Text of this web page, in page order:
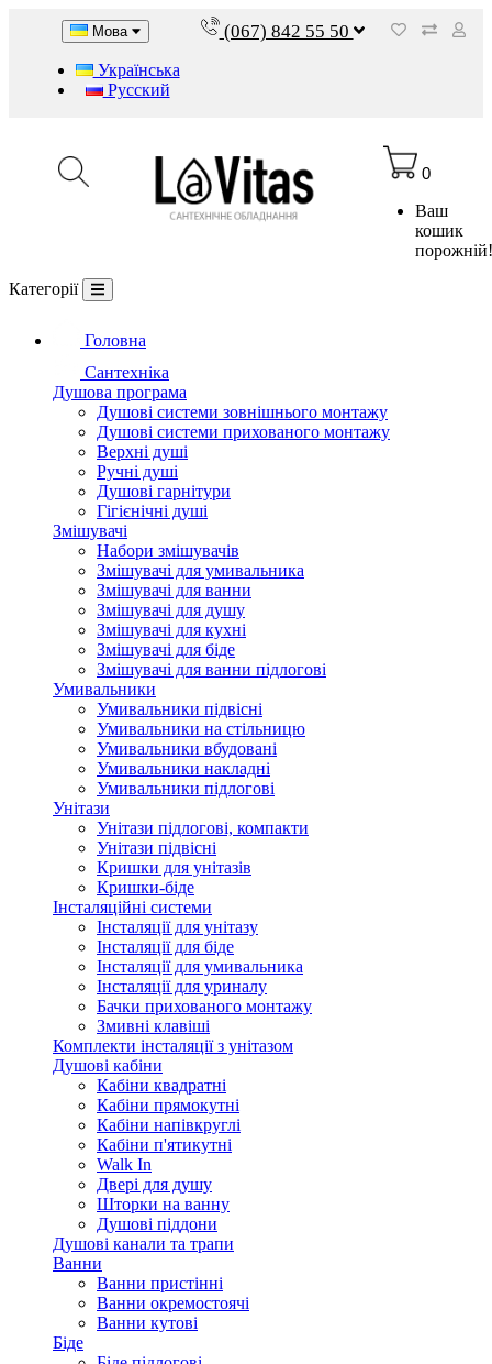
Мова
Українська
Русский
(067) 842 55 50
0
Ваш
кошик
Категорії
Головна
Сантехніка
Душова програма
Душові системи зовнішнього монтажу
Душові системи прихованого монтажу
Верхні душі
Ручні душі
Душові гарнітури
Гігієнічні душі
Змішувачі
Набори змішувачів
Змішувачі для умивальника
Змішувачі для ванни
Змішувачі для душу
Змішувачі для кухні
Змішувачі для біде
Змішувачі для ванни підлогові
Умивальники
Умивальники підвісні
Умивальники на стільницю
Умивальники вбудовані
Умивальники накладні
Умивальники підлогові
Унітази
Унітази підлогові, компакти
Унітази підвісні
Кришки для унітазів
Кришки-біде
Інсталяційні системи
Інсталяції для унітазу
Інсталяції для біде
Інсталяції для умивальника
Інсталяції для уриналу
Бачки прихованого монтажу
Змивні клавіші
Комплекти інсталяції з унітазом
Душові кабіни
Кабіни квадратні
Кабіни прямокутні
Кабіни напівкруглі
Кабіни п'ятикутні
Walk In
Двері для душу
Шторки на ванну
Душові піддони
Душові канали та трапи
Ванни
Ванни пристінні
Ванни окремостоячі
Ванни кутові
Біде